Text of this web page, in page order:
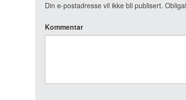
Din e-postadresse vil ikke bli publisert.
Kommentar